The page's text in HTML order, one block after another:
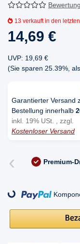
13 verkauft in den
14,69 €
UVP: 19,69 €
(Sie sparen 25.39% ,
Garantierter Versand
Bestellung innerhalb
inkl. 19% USt. , zzgl.
Kostenloser Versand
‹ Premium-